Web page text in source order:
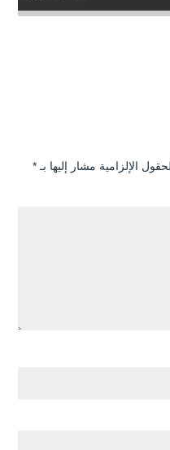
الإلزامية مشار إليها بـ *